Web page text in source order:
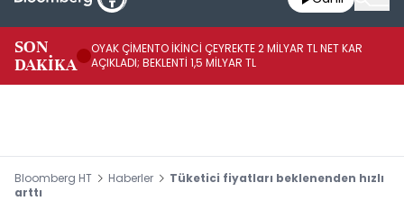
SON
DAKİKA
OYAK ÇİMENTO İKİNCİ ÇEYREKTE 2 MİLYAR TL NET KAR
AÇIKLADI; BEKLENTİ 1,5 MİLYAR TL
Bloomberg HT Haberler
Tüketici fiyatları beklenenden hızlı
arttı